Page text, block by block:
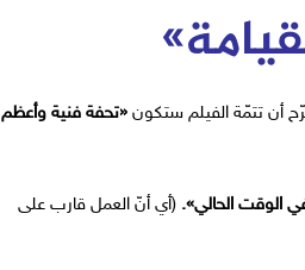
»
أن تتمّة الفيلم ستكون «تحفة فنية وأعظم
الوقت الحالي». (أي أنّ العمل قارب على